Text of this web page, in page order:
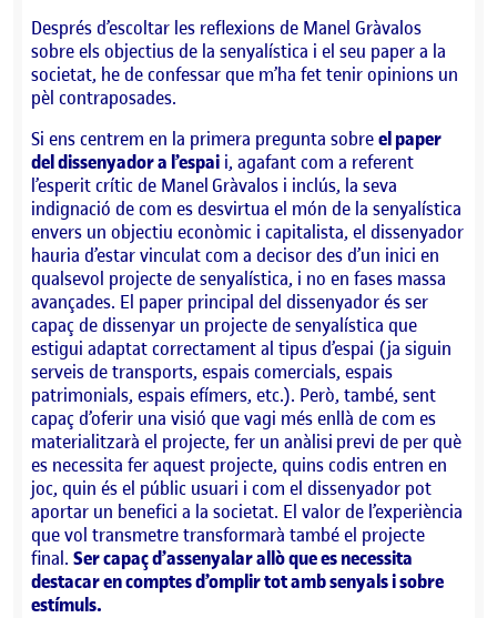
Després d’escoltar les reflexions de Manel Gràvalos
sobre els objectius de la senyalística i el seu paper a la
societat, he de confessar que m’ha fet tenir opinions un
pèl contraposades.
Si ens centrem en la primera pregunta sobreel paper
del dissenyador a l’espai i, agafant com a referent
l’esperit crític de Manel Gràvalos i inclús, la seva
indignació de com es desvirtua el món de la senyalística
envers un objectiu econòmic i capitalista, el dissenyador
hauria d’estar vinculat com a decisor des d’un inici en
qualsevol projecte de senyalística, i no en fases massa
avançades. El paper principal del dissenyador és ser
capaç de dissenyar un projecte de senyalística que
estigui adaptat correctament al tipus d’espai (ja siguin
serveis de transports, espais comercials, espais
patrimonials, espais efímers, etc.). Però, també, sent
capaç d’oferir una visió que vagi més enllà de com es
materialitzarà el projecte, fer un anàlisi previ de per què
es necessita fer aquest projecte, quins codis entren en
joc, quin és el públic usuari i com el dissenyador pot
aportar un benefici a la societat. El valor de l’experiència
que vol transmetre transformarà també el projecte
final. Ser capaç d’assenyalar allò que es necessita
destacar en comptes d’omplir tot amb senyals i sobre
estímuls.